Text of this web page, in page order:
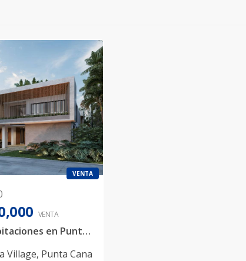
VENTA
VENTA
Villa de 5 Habitaciones en Punta Cana Village
Village, Punta Cana